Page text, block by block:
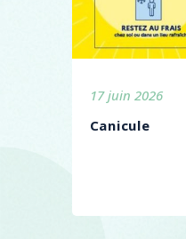
Canicule
17 juin 2026